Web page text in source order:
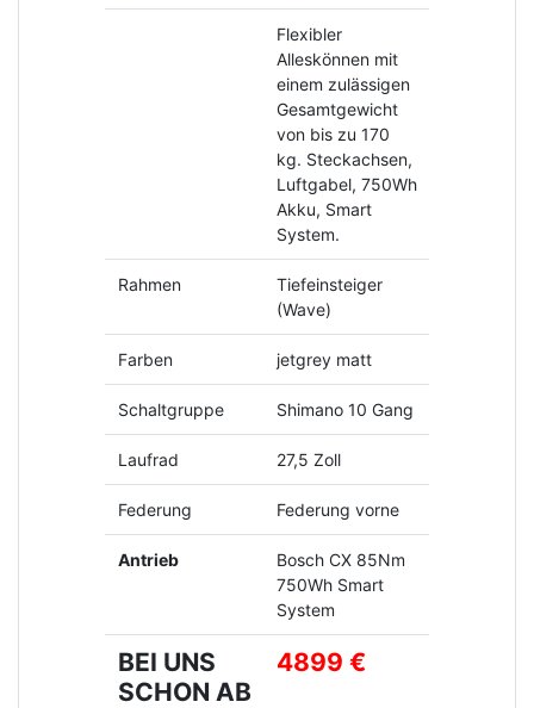
Flexibler
Alleskönnen mit
einem zulässigen
Gesamtgewicht
von bis zu 170
kg. Steckachsen,
Luftgabel, 750Wh
Akku, Smart
System.
Rahmen
Tiefeinsteiger
(Wave)
Farben jetgrey matt
Schaltgruppe Shimano 10 Gang
Laufrad 27,5 Zoll
Federung Federung vorne
Antrieb
Bosch CX 85Nm
750Wh Smart
System
BEI UNS
SCHON AB
4899 €